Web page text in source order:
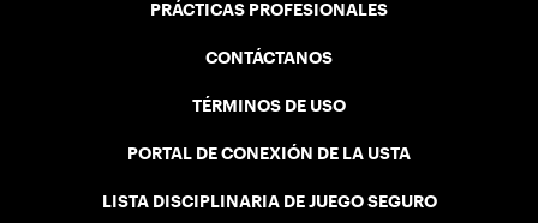
PRÁCTICAS PROFESIONALES
CONTÁCTANOS
TÉRMINOS DE USO
PORTAL DE CONEXIÓN DE LA USTA
LISTA DISCIPLINARIA DE JUEGO SEGURO